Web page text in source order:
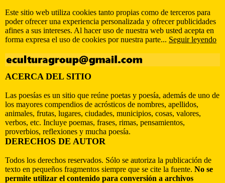
Este sitio web utiliza cookies tanto propias como de terceros para
poder ofrecer una experiencia personalizada y ofrecer publicidades
afines a sus intereses. Al hacer uso de nuestra web usted acepta en
forma expresa el uso de cookies por nuestra parte... Seguir leyendo
ACERCA DEL SITIO
Las poesías es un sitio que reúne poetas y poesía, además de uno de
los mayores compendios de acrósticos de nombres, apellidos,
animales, frutas, lugares, ciudades, municipios, cosas, valores,
verbos, etc. Incluye poemas, frases, rimas, pensamientos,
proverbios, reflexiones y mucha poesía.
DERECHOS DE AUTOR
Todos los derechos reservados. Sólo se autoriza la publicación de
texto en pequeños fragmentos siempre que se cite la fuente. No se
permite utilizar el contenido para conversión a archivos